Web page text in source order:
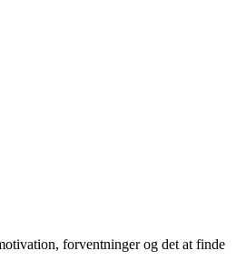
forventninger og det at finde